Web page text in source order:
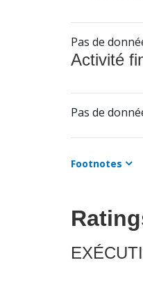
Pas de
Activité
Pas de
Footnotes